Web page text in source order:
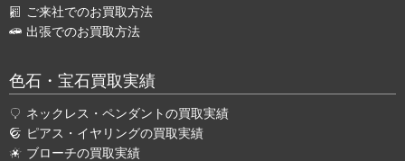
ご来社でのお買取方法
出張でのお買取方法
色石・宝石買取実績
ネックレス・ペンダントの買取実績
ピアス・イヤリングの買取実績
ブローチの買取実績